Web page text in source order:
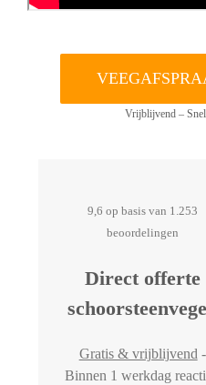
Vrijblijvend –
9,6 op basis van 1.253
beoordelingen
Direct offerte
Gratis & vrijblijvend -
Binnen 1 werkdag